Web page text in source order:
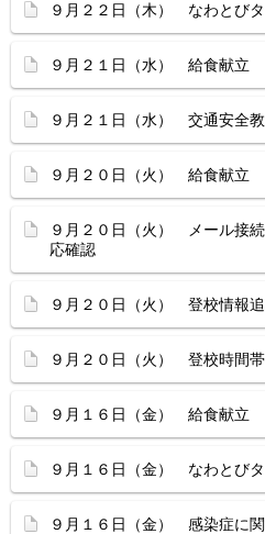
９月２２日（木） なわとびタ
９月２１日（水） 給食献立
９月２１日（水） 交通安全
９月２０日（火） 給食献立
９月２０日（火） メール接
応確認
９月２０日（火） 登校情報
９月２０日（火） 登校時間
９月１６日（金） 給食献立
９月１６日（金） なわとび
９月１６日（金） 感染症に